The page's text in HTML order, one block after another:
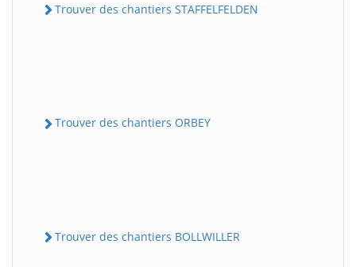
Trouver des chantiers STAFFELFELDEN
Trouver des chantiers ORBEY
Trouver des chantiers BOLLWILLER